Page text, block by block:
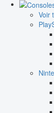
Voir